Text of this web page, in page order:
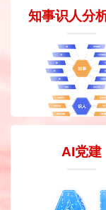
知事识人分
AI党建